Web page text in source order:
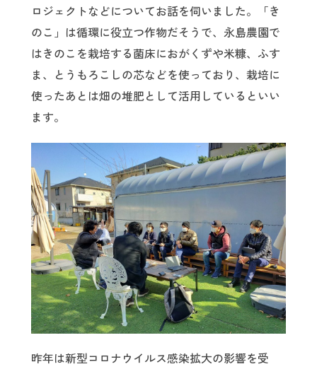
ロジェクトなどについてお話を伺いました。「き
のこ」は循環に役立つ作物だそうで、永島農園で
はきのこを栽培する菌床におがくずや米糠、ふす
ま、とうもろこしの芯などを使っており、栽培に
使ったあとは畑の堆肥として活用しているといい
ます。
昨年は新型コロナウイルス感染拡大の影響を受